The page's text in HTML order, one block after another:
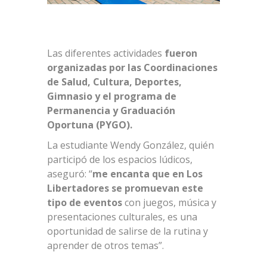
Las diferentes actividades fueron
organizadas por las Coordinaciones
de Salud, Cultura, Deportes,
Gimnasio y el programa de
Permanencia y Graduación
Oportuna (PYGO).
La estudiante Wendy González, quién
participó de los espacios lúdicos,
aseguró: “me encanta que en Los
Libertadores se promuevan este
tipo de eventoscon juegos, música y
presentaciones culturales, es una
oportunidad de salirse de la rutina y
aprender de otros temas”.